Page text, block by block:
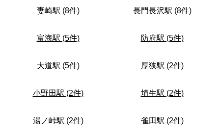
妻崎駅 (8件) 長門長沢駅 (8件)
富海駅 (5件) 防府駅 (5件)
大道駅 (5件) 厚狭駅 (2件)
小野田駅 (2件) 埴生駅 (2件)
湯ノ峠駅 (2件) 雀田駅 (2件)